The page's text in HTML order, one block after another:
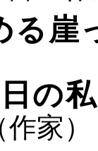
る
の
家）